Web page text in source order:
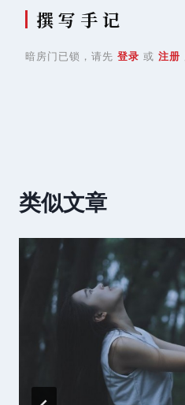
撰 写 手 记
暗房门已锁，请先 登录 或 注册
类似文章